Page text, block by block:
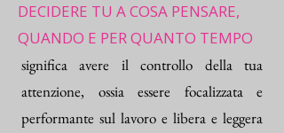
DECIDERE TU A COSA PENSARE,
QUANDO E PER QUANTO TEMPO
significa avere il controllo della tua
attenzione, ossia essere focalizzata e
performante sul lavoro e libera e leggera